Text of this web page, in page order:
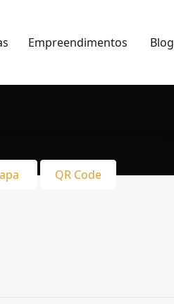
Empreendimentos Blog
QR Code